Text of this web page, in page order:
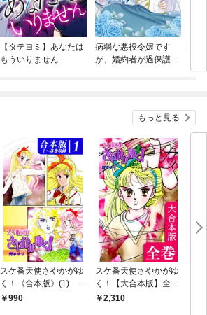
【タテヨミ】あなたは
もういりません
病弱な悪役令嬢です
が、婚約者が過保護す
妹
もっと見る
スケ番天使さやかがゆ
く！《合本版》(1) １
～３巻収録
990
スケ番天使さやかがゆ
く！【大合本版】全巻
収録2,310